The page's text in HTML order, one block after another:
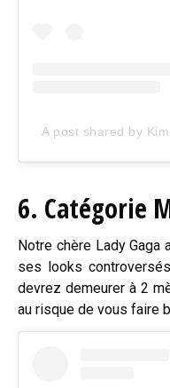
A post shared by
6. Catégorie
Notre chère Lady Gaga
ses looks
devrez demeurer à 2
au risque de vous faire